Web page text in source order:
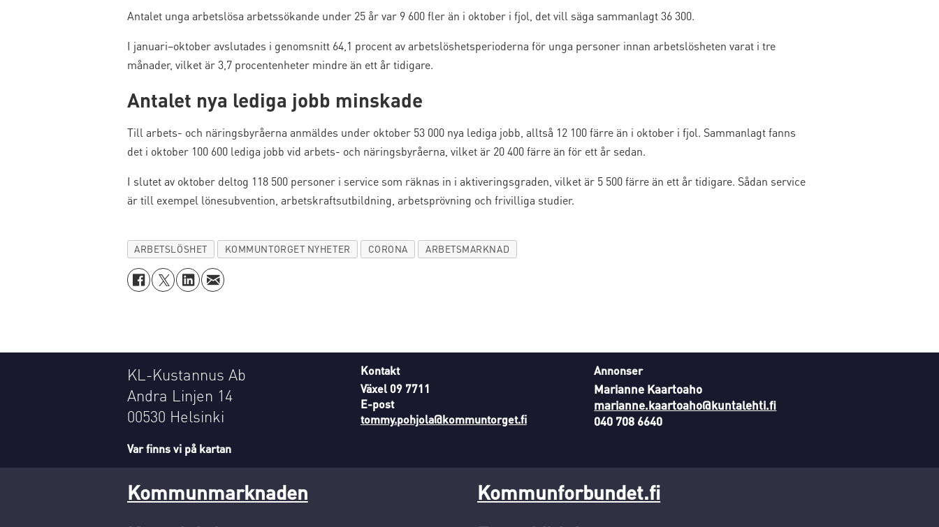
Antalet unga arbetslösa arbetssökande under 25 år var 9 600 fler än i oktober i fjol, det vill säga sammanlagt 36 300.
I januari–oktober avslutades i genomsnitt 64,1 procent av arbetslöshetsperioderna för unga personer innan arbetslösheten varat i tre
månader, vilket är 3,7 procentenheter mindre än ett år tidigare.
Antalet nya lediga jobb minskade
Till arbets- och näringsbyråerna anmäldes under oktober 53 000 nya lediga jobb, alltså 12 100 färre än i oktober i fjol. Sammanlagt fanns
det i oktober 100 600 lediga jobb vid arbets- och näringsbyråerna, vilket är 20 400 färre än för ett år sedan.
I slutet av oktober deltog 118 500 personer i service som räknas in i aktiveringsgraden, vilket är 5 500 färre än ett år tidigare. Sådan service
är till exempel lönesubvention, arbetskraftsutbildning, arbetsprövning och frivilliga studier.
ARBETSLÖSHET KOMMUNTORGET NYHETER CORONA ARBETSMARKNAD
KL-Kustannus Ab
Andra Linjen 14
00530 Helsinki
Var finns vi på kartan
Kontakt
Växel 09 7711
E-post
tommy.pohjola@kommuntorget.fi
Annonser
Marianne Kaartoaho
marianne.kaartoaho@kuntalehti.fi
040 708 6640
Kommunmarknaden
Kommunforbundet.fi